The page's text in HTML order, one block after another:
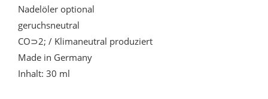
Nadelöler optional
geruchsneutral
CO⊃2; / Klimaneutral produziert
Made in Germany
Inhalt: 30 ml